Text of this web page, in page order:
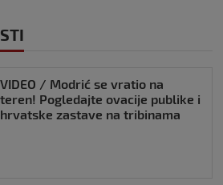
VIDEO / Modrić se vratio na
teren! Pogledajte ovacije publike i
hrvatske zastave na tribinama